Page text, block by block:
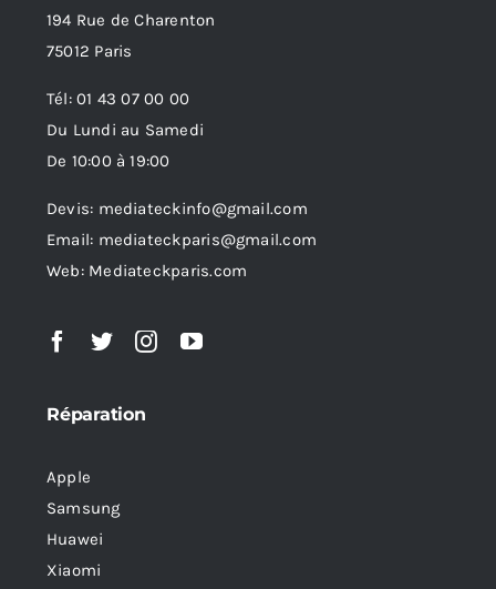
194 Rue de Charenton
75012 Paris
Tél: 01 43 07 00 00
Du Lundi au Samedi
De 10:00 à 19:00
Devis: mediateckinfo@gmail.com
Email: mediateckparis@gmail.com
Web: Mediateckparis.com
Réparation
Apple
Samsung
Huawei
Xiaomi